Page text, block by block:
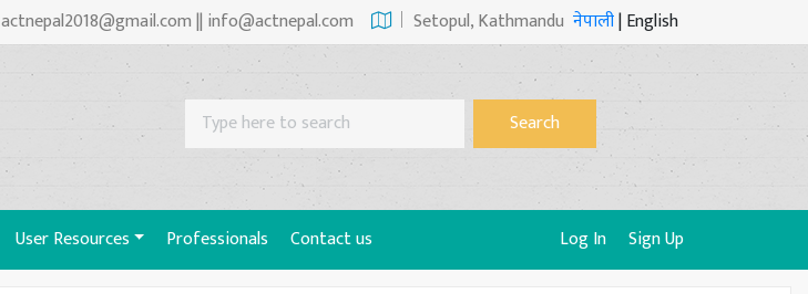
actnepal2018@gmail.com || info@actnepal.com Setopul, Kathmandu नेपाली|English
Search
User Resources Professionals Contact us Log In Sign Up